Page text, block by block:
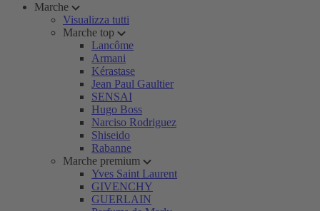
Marche
Visualizza tutti
Marche top
Lancôme
Armani
Kérastase
Jean Paul Gaultier
SENSAI
Hugo Boss
Narciso Rodriguez
Shiseido
Rabanne
Marche premium
Yves Saint Laurent
GIVENCHY
GUERLAIN